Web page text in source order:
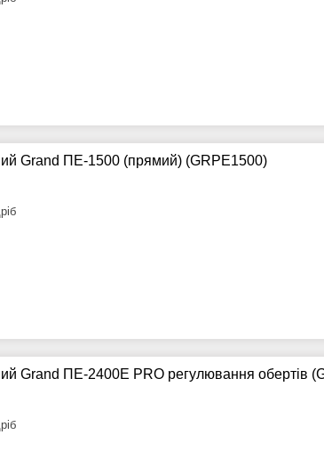
Grand ПЕ-1500 (прямий) (GRPE1500)
Grand ПЕ-2400E PRO регулювання обертів